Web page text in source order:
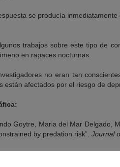
se producía
trabajos sobre este tipo de
en rapaces nocturnas.
no eran tan
están afectados por el riesgo de
Goytre, Maria del Mar Delgado,
by predation risk”. Journal
el contacto con los